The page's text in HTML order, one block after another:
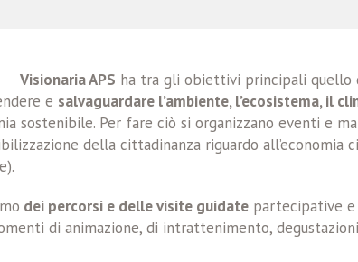
Visionaria APS ha tra gli obiettivi principali quello
e salvaguardare l’ambiente, l’ecosistema, il
sostenibile. Per fare ciò si organizzano eventi e
della cittadinanza riguardo all’economia
dei percorsi e delle visite guidatepartecipative e
di animazione, di intrattenimento,